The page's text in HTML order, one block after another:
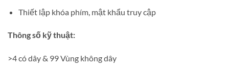
Thiết lập khóa phím, mật khẩu truy cập
Thông số kỹ thuật:
>4 có dây & 99 Vùng không dây